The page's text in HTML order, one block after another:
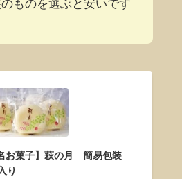
ものを選ぶと安いです
お菓子】萩の月 簡易包装
り